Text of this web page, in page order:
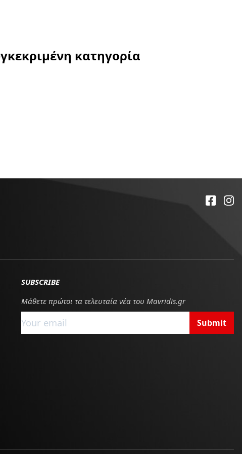
κατηγορία
SUBSCRIBE
Μάθετε πρώτοι τα τελευταία νέα του Mavridis.gr
Submit